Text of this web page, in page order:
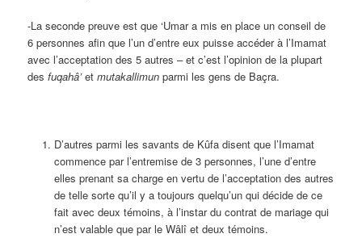
-La seconde preuve est que ‘Umar a mis en place un conseil de
6 personnes afin que l’un d’entre eux puisse accéder à l’Imamat
avec l’acceptation des 5 autres – et c’est l’opinion de la plupart
desfuqahâ’etmutakallimun parmi les gens de Baçra.
D’autres parmi les savants de Kûfa disent que l’Imamat
commence par l’entremise de 3 personnes, l’une d’entre
elles prenant sa charge en vertu de l’acceptation des autres
de telle sorte qu’il y a toujours quelqu’un qui décide de ce
fait avec deux témoins, à l’instar du contrat de mariage qui
n’est valable que par le Wâlî et deux témoins.